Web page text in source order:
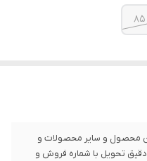
محصول و سایر محصولات و
دقیق تحویل با شماره فروش و